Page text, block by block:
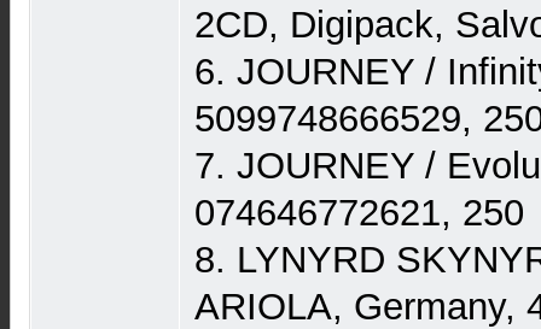
2CD, Digipack,
6. JOURNEY /
5099748666529,
7. JOURNEY /
074646772621, 250
8. LYNYRD
ARIOLA, Germany,